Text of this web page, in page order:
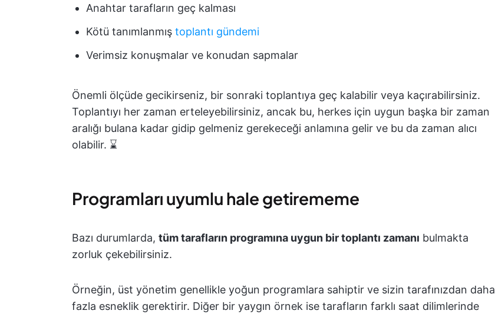
Anahtar tarafların geç kalması
Kötü tanımlanmış toplantı gündemi
Verimsiz konuşmalar ve konudan sapmalar
Önemli ölçüde gecikirseniz, bir sonraki toplantıya geç kalabilir veya kaçırabilirsiniz.
Toplantıyı her zaman erteleyebilirsiniz, ancak bu, herkes için uygun başka bir zaman
aralığı bulana kadar gidip gelmeniz gerekeceği anlamına gelir ve bu da zaman alıcı
olabilir. ⌛
Programları uyumlu hale getirememe
Bazı durumlarda, tüm tarafların programına uygun bir toplantı zamanı bulmakta
zorluk çekebilirsiniz.
Örneğin, üst yönetim genellikle yoğun programlara sahiptir ve sizin tarafınızdan daha
fazla esneklik gerektirir. Diğer bir yaygın örnek ise tarafların farklı saat dilimlerinde